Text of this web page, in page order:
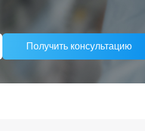
Получить консультацию